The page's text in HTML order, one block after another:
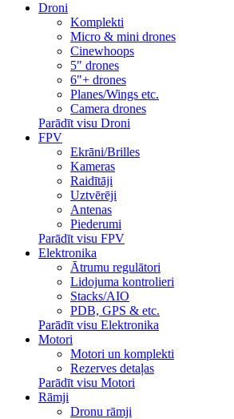
Droni
Komplekti
Micro & mini drones
Cinewhoops
5" drones
6"+ drones
Planes/Wings etc.
Camera drones
Parādīt visu Droni
FPV
Ekrāni/Brilles
Kameras
Raidītāji
Uztvērēji
Antenas
Piederumi
Parādīt visu FPV
Elektronika
Ātrumu regulātori
Lidojuma kontrolieri
Stacks/AIO
PDB, GPS & etc.
Parādīt visu Elektronika
Motori
Motori un komplekti
Rezerves detaļas
Parādīt visu Motori
Rāmji
Dronu rāmji